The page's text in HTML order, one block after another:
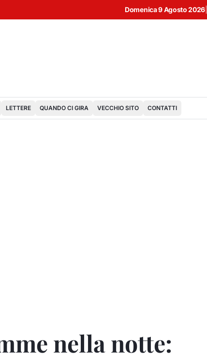
Domenica 9 Agosto 2026
LETTERE QUANDO CI GIRA VECCHIO SITO CONTATTI
nella notte: